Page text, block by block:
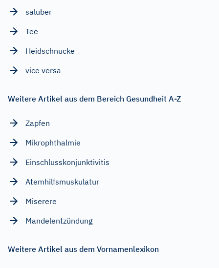
saluber
Tee
Heidschnucke
vice versa
Weitere Artikel aus dem Bereich Gesundheit A-Z
Zapfen
Mikrophthalmie
Einschlusskonjunktivitis
Atemhilfsmuskulatur
Miserere
Mandelentzündung
Weitere Artikel aus dem Vornamenlexikon